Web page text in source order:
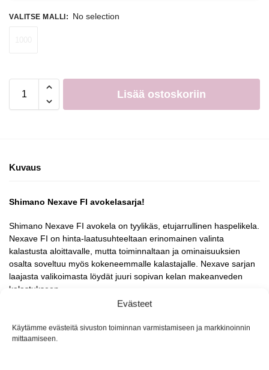
Evästeet
Käytämme evästeitä sivuston toiminnan varmistamiseen ja markkinoinnin
mittaamiseen.
VALITSE MALLI : No selection
Lisää ostoskoriin
Kuvaus
Shimano Nexave FI avokelasarja!
Shimano Nexave FI avokela on tyylikäs, etujarrullinen haspelikela.
Nexave FI on hinta-laatusuhteeltaan erinomainen valinta
kalastusta aloittavalle, mutta toiminnaltaan ja ominaisuuksien
osalta soveltuu myös kokeneemmalle kalastajalle. Nexave sarjan
laajasta valikoimasta löydät juuri sopivan kelan makeanveden
kalastukseen.
ominaisuus. Tämän ominaisuuden ansiosta jokaisella kammen
pyöräytyksellä siimaa tulee sisään enemmän, eli sisäänkelaus on